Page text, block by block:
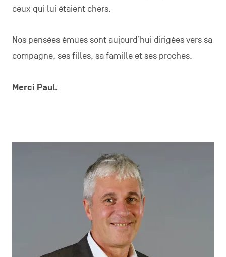
ceux qui lui étaient chers.
Nos pensées émues sont aujourd’hui dirigées vers sa
compagne, ses filles, sa famille et ses proches.
Merci Paul.